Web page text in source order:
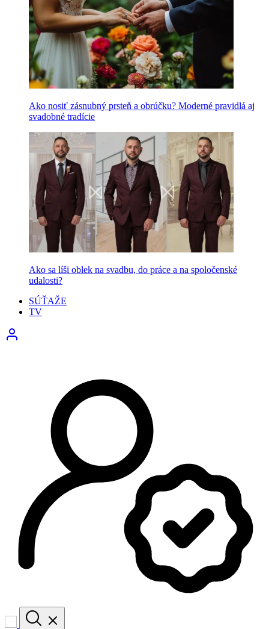
Ako nosiť zásnubný prsteň a obrúčku? Moderné pravidlá aj
svadobné tradície
Ako sa líši oblek na svadbu, do práce a na spoločenské
udalosti?
SÚŤAŽE
TV